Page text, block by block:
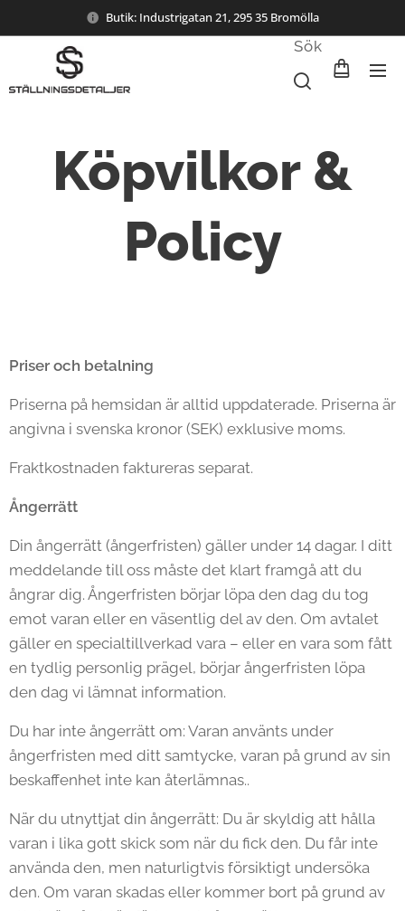
Butik: Industrigatan 21, 295 35 Bromölla
Sök
Köpvilkor &
Policy
Priser och betalning
Priserna på hemsidan är alltid uppdaterade. Priserna är
angivna i svenska kronor (SEK) exklusive moms.
Fraktkostnaden faktureras separat.
Ångerrätt
Din ångerrätt (ångerfristen) gäller under 14 dagar. I ditt
meddelande till oss måste det klart framgå att du
ångrar dig. Ångerfristen börjar löpa den dag du tog
emot varan eller en väsentlig del av den. Om avtalet
gäller en specialtillverkad vara – eller en vara som fått
en tydlig personlig prägel, börjar ångerfristen löpa
den dag vi lämnat information.
Du har inte ångerrätt om: Varan använts under
ångerfristen med ditt samtycke, varan på grund av sin
beskaffenhet inte kan återlämnas..
När du utnyttjat din ångerrätt: Du är skyldig att hålla
varan i lika gott skick som när du fick den. Du får inte
använda den, men naturligtvis försiktigt undersöka
den. Om varan skadas eller kommer bort på grund av